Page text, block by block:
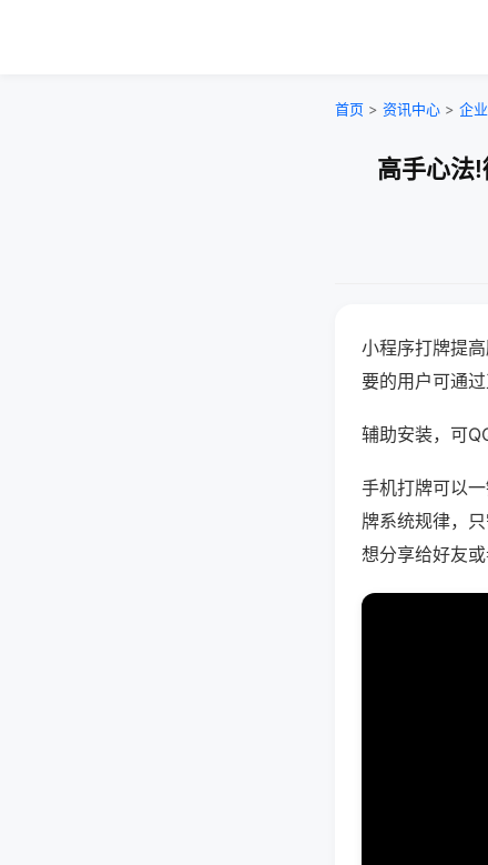
首页 > 资讯中心 > 企
高手心法
小程序打牌提
要的用户可通过
辅助安装，可
手机打牌可以
牌系统规律，
想分享给好友